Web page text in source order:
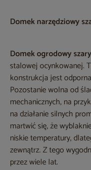
Domek narzędziowy
Domek ogrodowy
stalowej ocynkowanej.
konstrukcja jest
Pozostanie wolna od
mechanicznych, na
na działanie silnych
martwić się, że
niskie temperatury,
zewnątrz. Z tego
przez wiele lat.